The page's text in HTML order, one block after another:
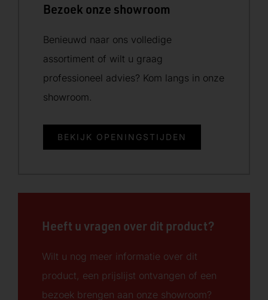
Bezoek onze showroom
Benieuwd naar ons volledige
assortiment of wilt u graag
professioneel advies? Kom langs in onze
showroom.
BEKIJK OPENINGSTIJDEN
Heeft u vragen over dit product?
Wilt u nog meer informatie over dit
product, een prijslijst ontvangen of een
bezoek brengen aan onze showroom?